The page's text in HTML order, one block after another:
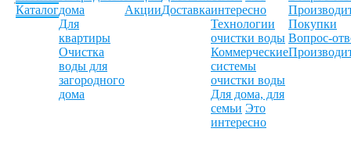
Каталогдома
Для
квартиры
Очистка
воды для
загородного
дома
АкцииДоставкаинтересно
Технологии
очистки воды
Коммерческие
системы
очистки воды
Для дома, для
семьи Это
интересно
Покупки
Вопрос-